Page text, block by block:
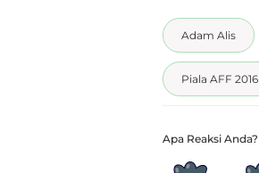
Adam Alis
Piala AFF 2016